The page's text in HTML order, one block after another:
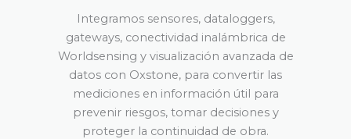
Integramos sensores, dataloggers,
gateways, conectividad inalámbrica de
Worldsensing y visualización avanzada de
datos con Oxstone, para convertir las
mediciones en información útil para
prevenir riesgos, tomar decisiones y
proteger la continuidad de obra.